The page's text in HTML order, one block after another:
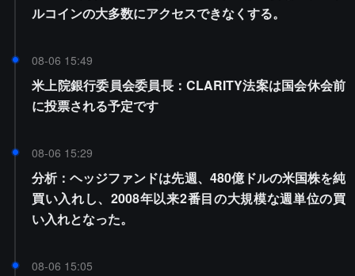
ルコインの大多数にアクセスできなくする。
08-06 15:49
米上院銀行委員会委員長：CLARITY法案は国会休会前
に投票される予定です
08-06 15:29
分析：ヘッジファンドは先週、480億ドルの米国株を純
買い入れし、2008年以来2番目の大規模な週単位の買
い入れとなった。
08-06 15:05